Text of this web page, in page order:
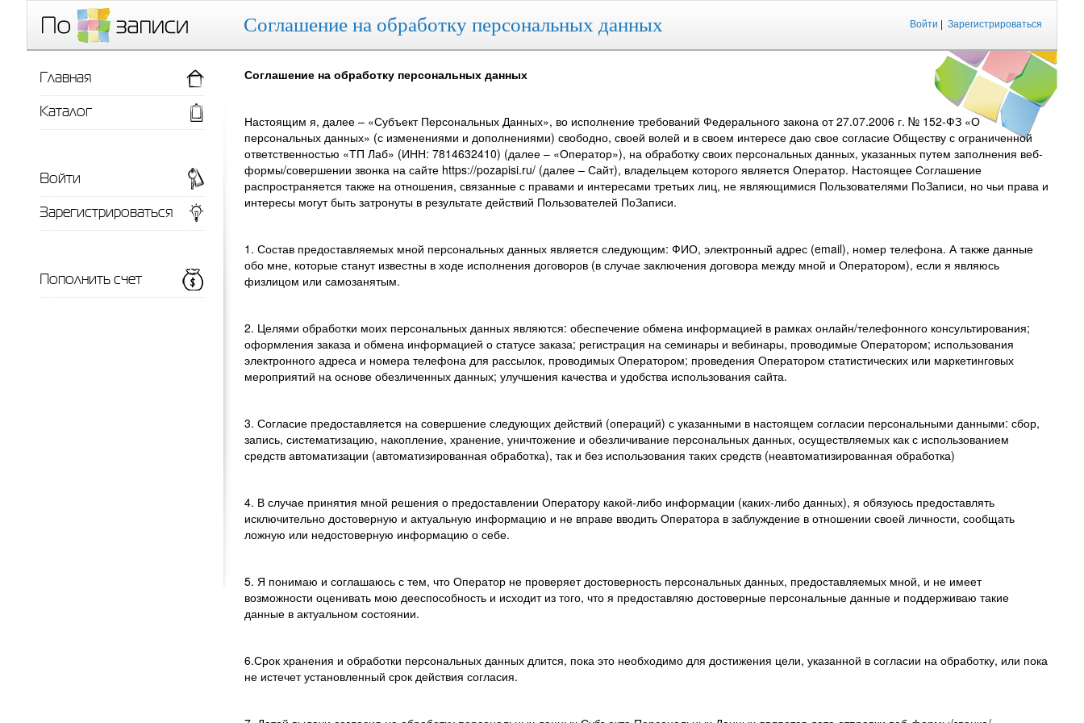
Войти | Зарегистрироваться
Соглашение на обработку персональных данных
Соглашение на обработку персональных данных
Настоящим я, далее – «Субъект Персональных Данных», во исполнение требований Федерального закона от 27.07.2006 г. № 152-ФЗ «О
персональных данных» (с изменениями и дополнениями) свободно, своей волей и в своем интересе даю свое согласие Обществу с ограниченной
ответственностью «ТП Лаб» (ИНН: 7814632410) (далее – «Оператор»), на обработку своих персональных данных, указанных путем заполнения веб-
формы/совершении звонка на сайте https://pozapisi.ru/ (далее – Сайт), владельцем которого является Оператор. Настоящее Соглашение
распространяется также на отношения, связанные с правами и интересами третьих лиц, не являющимися Пользователями ПоЗаписи, но чьи права и
интересы могут быть затронуты в результате действий Пользователей ПоЗаписи.
1. Состав предоставляемых мной персональных данных является следующим: ФИО, электронный адрес (email), номер телефона. А также данные
обо мне, которые станут известны в ходе исполнения договоров (в случае заключения договора между мной и Оператором), если я являюсь
физлицом или самозанятым.
2. Целями обработки моих персональных данных являются: обеспечение обмена информацией в рамках онлайн/телефонного консультирования;
оформления заказа и обмена информацией о статусе заказа; регистрация на семинары и вебинары, проводимые Оператором; использования
электронного адреса и номера телефона для рассылок, проводимых Оператором; проведения Оператором статистических или маркетинговых
мероприятий на основе обезличенных данных; улучшения качества и удобства использования сайта.
3. Согласие предоставляется на совершение следующих действий (операций) с указанными в настоящем согласии персональными данными: сбор,
запись, систематизацию, накопление, хранение, уничтожение и обезличивание персональных данных, осуществляемых как с использованием
средств автоматизации (автоматизированная обработка), так и без использования таких средств (неавтоматизированная обработка)
4. В случае принятия мной решения о предоставлении Оператору какой-либо информации (каких-либо данных), я обязуюсь предоставлять
исключительно достоверную и актуальную информацию и не вправе вводить Оператора в заблуждение в отношении своей личности, сообщать
ложную или недостоверную информацию о себе.
5. Я понимаю и соглашаюсь с тем, что Оператор не проверяет достоверность персональных данных, предоставляемых мной, и не имеет
возможности оценивать мою дееспособность и исходит из того, что я предоставляю достоверные персональные данные и поддерживаю такие
данные в актуальном состоянии.
6.Срок хранения и обработки персональных данных длится, пока это необходимо для достижения цели, указанной в согласии на обработку, или пока
не истечет установленный срок действия согласия.
Главная
Каталог
Войти
Зарегистрироваться
Пополнить счет